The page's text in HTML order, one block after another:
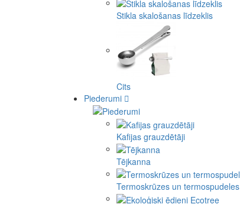
Stikla skalošanas līdzeklis
Cits
Piederumi
Kafijas grauzdētāji
Tējkanna
Termoskrūzes un termospudeles